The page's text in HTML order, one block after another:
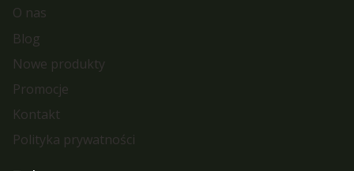
O nas
Blog
Nowe produkty
Promocje
Kontakt
Polityka prywatności